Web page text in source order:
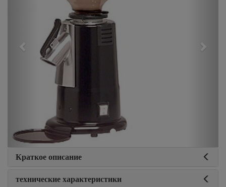
Краткое описание
технические характеристики